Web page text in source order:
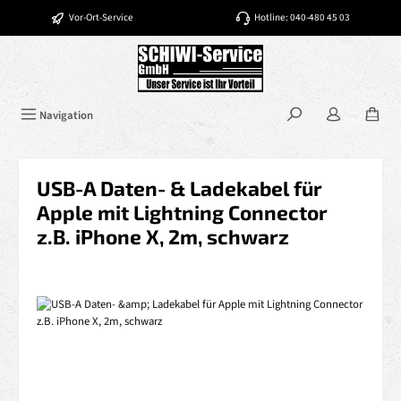
Zum Hauptinhalt springen
Vor-Ort-Service Hotline: 040-480 45 03
Navigation
USB-A Daten- & Ladekabel für
Apple mit Lightning Connector
z.B. iPhone X, 2m, schwarz
Bildergalerie überspringen